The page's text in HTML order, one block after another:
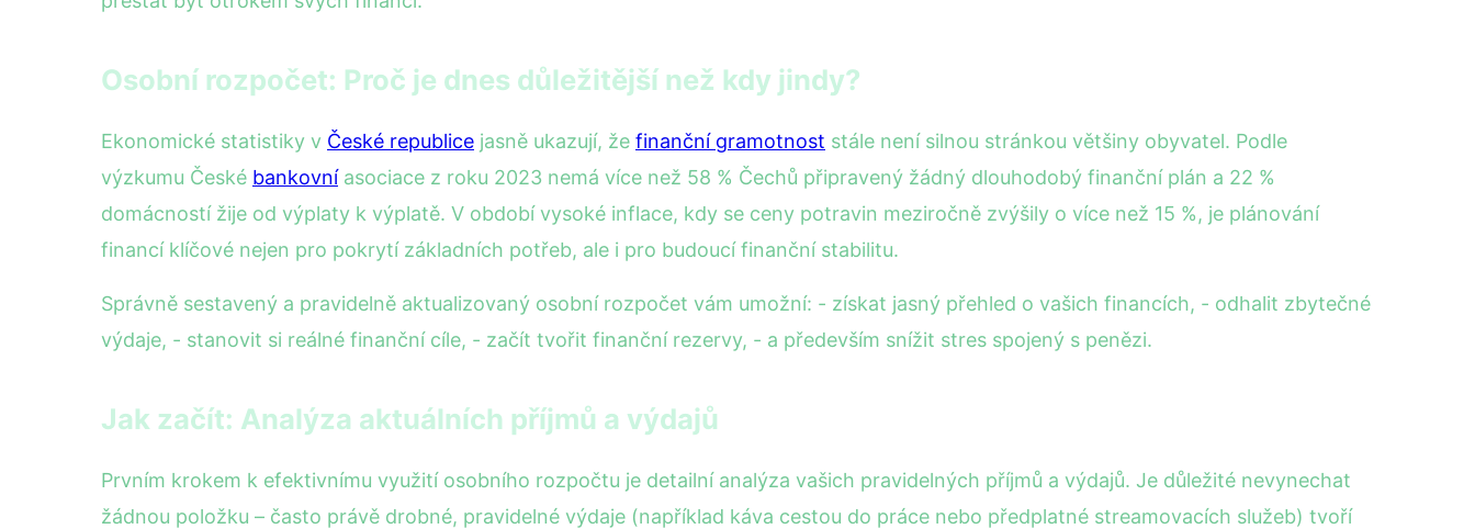
Osobní rozpočet: Proč je dnes důležitější než kdy jindy?
Ekonomické statistiky v České republice jasně ukazují, že finanční gramotnost stále není silnou stránkou většiny obyvatel. Podle
výzkumu České bankovníasociace z roku 2023 nemá více než 58 % Čechů připravený žádný dlouhodobý finanční plán a 22 %
domácností žije od výplaty k výplatě. V období vysoké inflace, kdy se ceny potravin meziročně zvýšily o více než 15 %, je plánování
financí klíčové nejen pro pokrytí základních potřeb, ale i pro budoucí finanční stabilitu.
Správně sestavený a pravidelně aktualizovaný osobní rozpočet vám umožní: - získat jasný přehled o vašich financích, - odhalit zbytečné
výdaje, - stanovit si reálné finanční cíle, - začít tvořit finanční rezervy, - a především snížit stres spojený s penězi.
Jak začít: Analýza aktuálních příjmů a výdajů
Prvním krokem k efektivnímu využití osobního rozpočtu je detailní analýza vašich pravidelných příjmů a výdajů. Je důležité nevynechat
žádnou položku – často právě drobné, pravidelné výdaje (například káva cestou do práce nebo předplatné streamovacích služeb) tvoří